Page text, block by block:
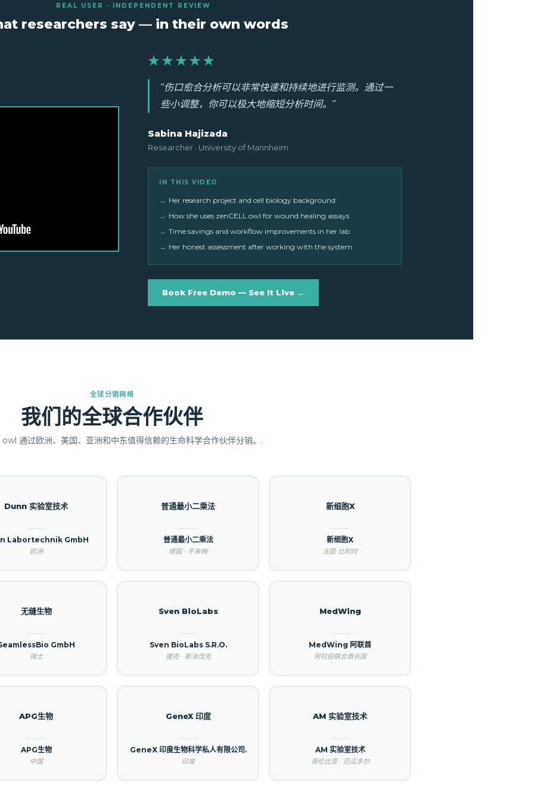
REAL USER · INDEPENDENT REVIEW
researchers say — in their own words
★★★★★
"伤口愈合分析可以非常快速和持续地进行监测。通过一
些小调整，你可以极大地缩短分析时间。"
Sabina Hajizada
Researcher · University of Mannheim
IN THIS VIDEO
→ Her research project and cell biology background
→ How she uses zenCELL owl for wound healing assays
→ Time savings and workflow improvements in her lab
→ Her honest assessment after working with the system
Book Free Demo — See It Live →
全球分销网络
我们的全球合作伙伴
通过欧洲、美国、亚洲和中东值得信赖的生命科学合作伙伴分销。.
Dunn 实验室技术
Labortechnik GmbH
欧洲
普通最小二乘法
普通最小二乘法
德国 · 不来梅
新细胞X
新细胞X
法国·比利时
无缝生物
GmbH
瑞士
Sven BioLabs
Sven BioLabs S.R.O.
捷克 · 斯洛伐克
MedWing
MedWing 阿联酋
阿拉伯联合酋长国
APG生物
APG生物
中国
GeneX 印度
GeneX 印度生物科学私人有限公司.
印度
AM 实验室技术
AM 实验室技术
哥伦比亚 · 厄瓜多尔